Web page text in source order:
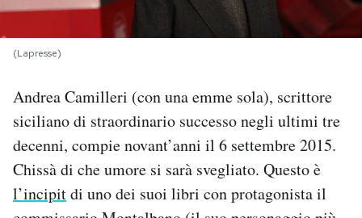
PODCAST
NEWSLETTER
I MIEI PREFERITI
SHOP
(Lapresse)
Andrea Camilleri (con una emme sola), scrittore
siciliano di straordinario successo negli ultimi tre
decenni, compie novant’anni il 6 settembre 2015.
Chissà di che umore si sarà svegliato. Questo è
l’incipitdi uno dei suoi libri con protagonista il